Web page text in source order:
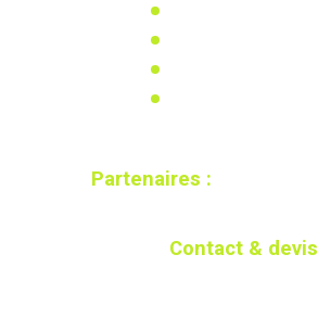
Partenaires :
Contact & devis